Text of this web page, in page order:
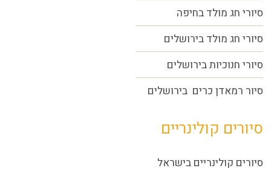
סיורי חג מולד בחיפה
סיורי חג מולד בירושלים
סיורי חנוכיות בירושלים
סיור רמאדן כרים בירושלים
סיורים קולינריים
סיורים קולינריים בישראל